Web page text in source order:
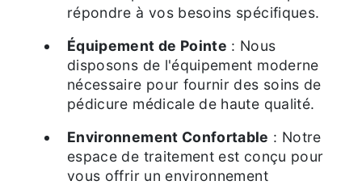
répondre à vos besoins spécifiques.
Équipement de Pointe : Nous
disposons de l'équipement moderne
nécessaire pour fournir des soins de
pédicure médicale de haute qualité.
Environnement Confortable : Notre
espace de traitement est conçu pour
vous offrir un environnement